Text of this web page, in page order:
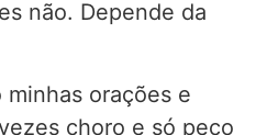
não. Depende da
orações e
choro e só peço